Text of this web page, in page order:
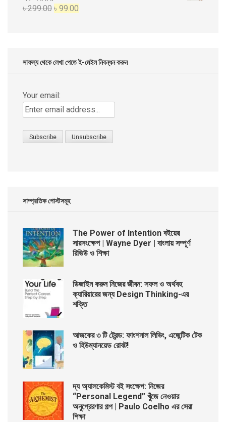
৳ 999.00.
৳299.00 Original
৳ 99.00
সাফল্য থেকে লেখা পেতে ই-মেইল নিবন্ধন করুন
Your email:
সাম্প্রতিক পোস্টসমূহ
The Power of Intention বইয়ের
সারসংক্ষেপ | Wayne Dyer | বাংলায় সম্পূর্ণ
রিভিউ ও শিক্ষা
ডিজাইন করুন নিজের জীবন: সফল ও অর্থবহ
ক্যারিয়ারের জন্য Design Thinking-এর
শক্তি
আজকের ৩ টি ট্রেন্ড: ফাংশনাল লিভিং, এজেন্টিক টেক
ও হিউম্যানয়েড রোবট!
দ্য অ্যালকেমিস্ট বই সংক্ষেপ: নিজের
“Personal Legend” খুঁজে নেওয়ার
অনুপ্রেরণার গল্প | Paulo Coelho এর সেরা
শিক্ষা